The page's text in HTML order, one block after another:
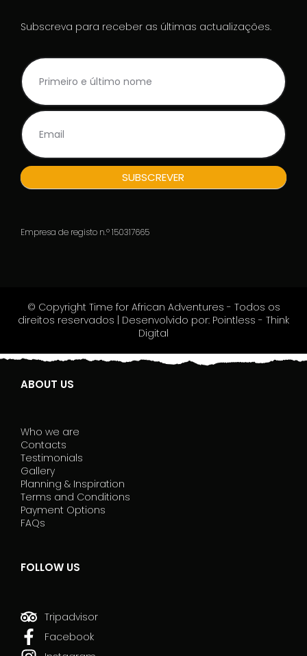
Subscreva para receber as últimas actualizações.
NL
Rodape_PT
S
e
s
u
n
s
s
e
l
s
a
e
s
t
o
c
a
m
p
u
o
.
SUBSCREVER
Empresa de registo n.º 150317665
© Copyright Time for African Adventures - Todos os
direitos reservados | Desenvolvido por: Pointless - Think
Digital
ABOUT US
Who we are
Contacts
Testimonials
Gallery
Planning & Inspiration
Terms and Conditions
Payment Options
FAQs
FOLLOW US
Tripadvisor
Facebook